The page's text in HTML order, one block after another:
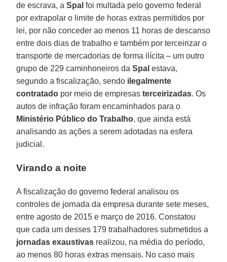
de escrava, aSpal foi multada pelo governo federal
por extrapolar o limite de horas extras permitidos por
lei, por não conceder ao menos 11 horas de descanso
entre dois dias de trabalho e também por terceirizar o
transporte de mercadorias de forma ilícita – um outro
grupo de 229 caminhoneiros daSpal estava,
segundo a fiscalização, sendo ilegalmente
contratado por meio de empresasterceirizadas. Os
autos de infração foram encaminhados para o
Ministério Público do Trabalho, que ainda está
analisando as ações a serem adotadas na esfera
judicial.
Virando a noite
A fiscalização do governo federal analisou os
controles de jornada da empresa durante sete meses,
entre agosto de 2015 e março de 2016. Constatou
que cada um desses 179 trabalhadores submetidos a
jornadas exaustivas realizou, na média do período,
ao menos 80 horas extras mensais. No caso mais